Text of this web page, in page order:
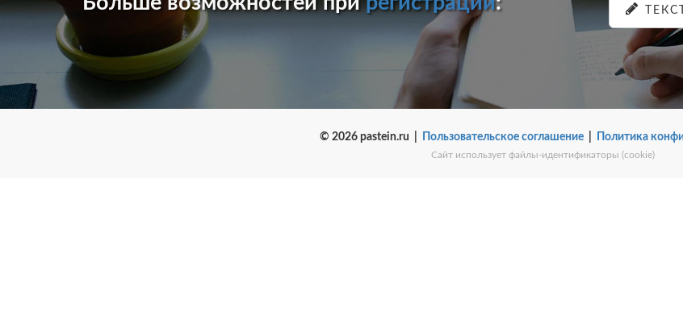
© 2026 pastein.ru | Пользовательское соглашение| Политика
Сайт использует файлы-идентификаторы (cookie)